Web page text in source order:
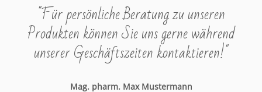
"Für persönliche Beratung zu unseren
Produkten können Sie uns gerne während
unserer Geschäftszeiten kontaktieren!"
Mag. pharm. Max Mustermann